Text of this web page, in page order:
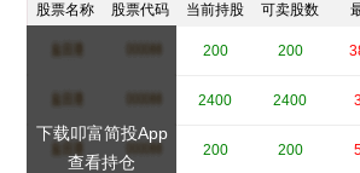
股票名称 股票代码 当前持股 可卖股数
**** 200 200
**** 2400 2400
**** **** 200 200
下载叩富简投App
查看持仓